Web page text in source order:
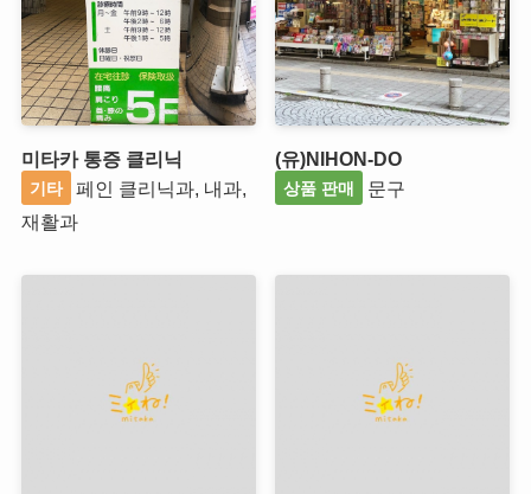
미타카 통증 클리닉
기타
페인 클리닉과, 내과,
재활과
(유)NIHON-DO
상품 판매 문구